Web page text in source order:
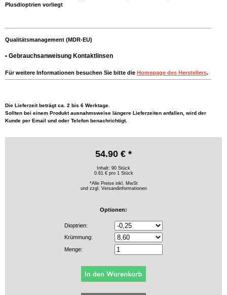
Plusdioptrien vorliegt
Qualitätsmanagement (MDR-EU)
• Gebrauchsanweisung Kontaktlinsen
Für weitere Informationen besuchen Sie bitte die Homepage des Herstellers.
Die Lieferzeit beträgt ca. 2 bis 6 Werktage.
Sollten bei einem Produkt ausnahmsweise längere Lieferzeiten anfallen, wird der
Kunde per Email und oder Telefon benachrichtigt.
54.90 € *
Inhalt: 90 Stück
0.61 € pro 1 Stück
*Alle Preise inkl. MwSt
und zzgl. Versandinformationen
Optionen:
Dioptrien:
Krümmung:
Menge: